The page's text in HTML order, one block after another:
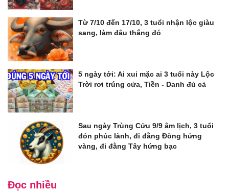
Từ 7/10 đến 17/10, 3 tuổi nhận lộc giàu
sang, làm đâu thắng đó
5 ngày tới: Ai xui mặc ai 3 tuổi này Lộc
Trời rơi trúng cửa, Tiền - Danh đủ cả
Sau ngày Trùng Cửu 9/9 âm lịch, 3 tuổi
đón phúc lành, đi đằng Đông hứng
vàng, đi đằng Tây hứng bạc
Đọc nhiều